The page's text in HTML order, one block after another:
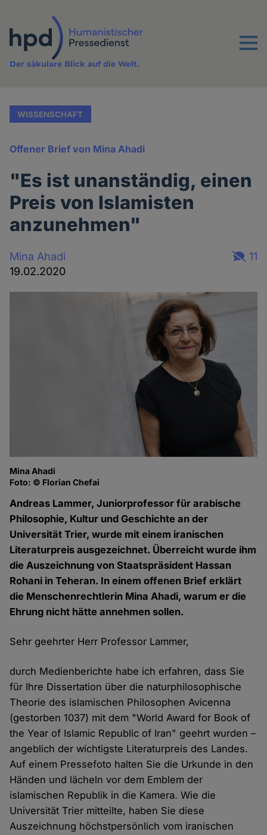
Inhalt
Menu
Der säkulare Blick auf die Welt.
WISSENSCHAFT
Offener Brief von Mina Ahadi
"Es ist unanständig, einen
Preis von Islamisten
anzunehmen"
Mina Ahadi
19.02.2020
11
Mina Ahadi
Foto: © Florian Chefai
Andreas Lammer, Juniorprofessor für arabische
Philosophie, Kultur und Geschichte an der
Universität Trier, wurde mit einem iranischen
Literaturpreis ausgezeichnet. Überreicht wurde ihm
die Auszeichnung von Staatspräsident Hassan
Rohani in Teheran. In einem offenen Brief erklärt
die Menschenrechtlerin Mina Ahadi, warum er die
Ehrung nicht hätte annehmen sollen.
Sehr geehrter Herr Professor Lammer,
durch Medienberichte habe ich erfahren, dass Sie
für Ihre Dissertation über die naturphilosophische
Theorie des islamischen Philosophen Avicenna
(gestorben 1037) mit dem "World Award for Book of
the Year of Islamic Republic of Iran" geehrt wurden –
angeblich der wichtigste Literaturpreis des Landes.
Auf einem Pressefoto halten Sie die Urkunde in den
Händen und lächeln vor dem Emblem der
islamischen Republik in die Kamera. Wie die
Universität Trier mitteilte, haben Sie diese
Auszeichnung höchstpersönlich vom iranischen